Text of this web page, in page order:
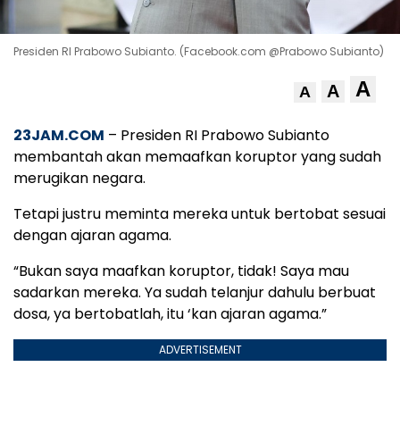
Presiden RI Prabowo Subianto. (Facebook.com @Prabowo Subianto)
A A A
23JAM.COM – Presiden RI Prabowo Subianto
membantah akan memaafkan koruptor yang sudah
merugikan negara.
Tetapi justru meminta mereka untuk bertobat sesuai
dengan ajaran agama.
“Bukan saya maafkan koruptor, tidak! Saya mau
sadarkan mereka. Ya sudah telanjur dahulu berbuat
dosa, ya bertobatlah, itu ‘kan ajaran agama.”
ADVERTISEMENT